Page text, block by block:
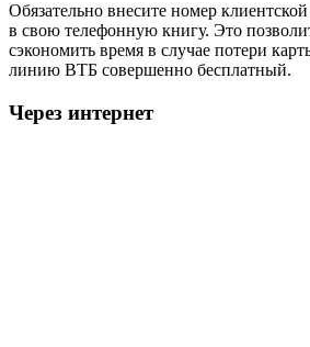
Обязательно внесите номер
в свою телефонную книгу. Это
сэкономить время в случае потери
линию ВТБ совершенно бесплатный.
Через интернет